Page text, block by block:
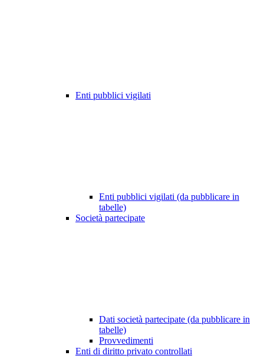
Enti pubblici vigilati
Enti pubblici vigilati (da pubblicare in
tabelle)
Società partecipate
Dati società partecipate (da pubblicare in
tabelle)
Provvedimenti
Enti di diritto privato controllati